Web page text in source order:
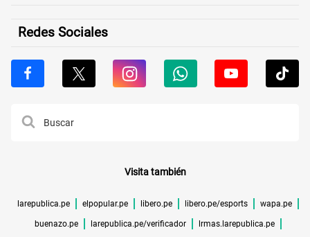
Redes Sociales
Visita también
larepublica.pe elpopular.pe libero.pe libero.pe/esports wapa.pe
buenazo.pe larepublica.pe/verificador lrmas.larepublica.pe